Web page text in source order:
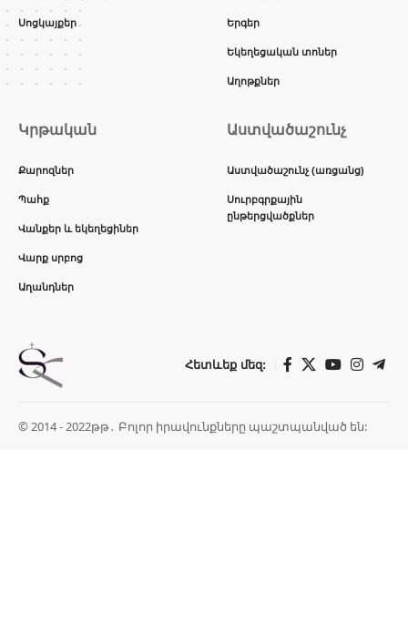
Սոցկայքեր Երգեր
Եկեղեցական տոներ
Աղոթքներ
Կրթական
Քարոզներ
Պահք
Վանքեր և եկեղեցիներ
Վարք սրբոց
Աղանդներ
Աստվածաշունչ
Աստվածաշունչ (առցանց)
Սուրբգրքային
ընթերցվածքներ
Հետևեք մեզ:
© 2014 - 2022թթ․ Բոլոր իրավունքները պաշտպանված են: